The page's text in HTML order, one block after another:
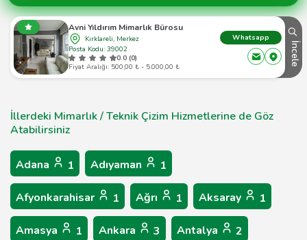
Avni Yıldırım Mimarlık Bürosu
Kırklareli, Merkez
Posta Kodu: 39002
0.0 (0)
Fiyat Aralığı: 500,00 ₺ - 5.000,00 ₺
Whatsapp
İncele
İllerdeki Mimarlık / Teknik Çizim Hizmetlerine de Göz
Atabilirsiniz
Adana 1 Adıyaman 1
Afyonkarahisar 1 Ağrı 1 Aksaray 1
Amasya 1 Ankara 3 Antalya 2